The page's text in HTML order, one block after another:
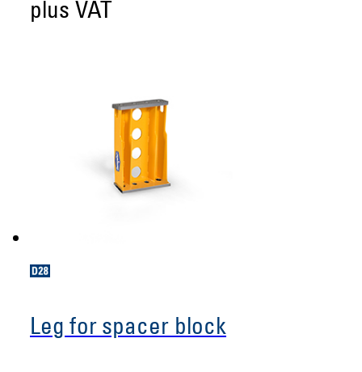
plus VAT
Leg for spacer block